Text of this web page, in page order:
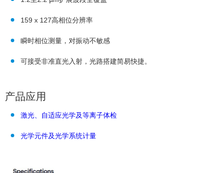
159 x 127高相位分辨率
瞬时相位测量，对振动不敏感
可接受非准直光入射，光路搭建简易快捷。
产品应用
激光、自适应光学及等离子体检
光学元件及光学系统计量